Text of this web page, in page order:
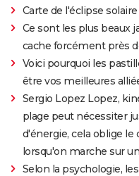
Fast and Furious 9 :
annonce, streaming,
Top Gun Maverick :
des avions pour les
Haymitch... des
bande-annonce
Doctor Strange 2 :
génériques ? On
Carte de l'éclipse solaire
Ce sont les plus beaux
cache forcément près
Voici pourquoi les
être vos meilleures
Sergio Lopez Lopez,
plage peut nécessiter
d'énergie, cela oblige le
lorsqu'on marche sur
Selon la psychologie,